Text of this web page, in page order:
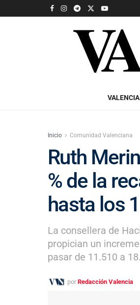
VALENCIA
Inicio Comunidad Valenciana
Ruth
% de la
hasta los
La consellera de
propician un
pasar de 11.510 a
por Redacción Valencia